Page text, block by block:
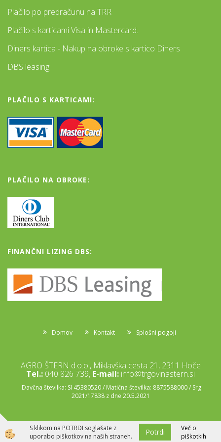
Plačilo po predračunu na TRR
Plačilo s karticami Visa in Mastercard.
Diners kartica - Nakup na obroke s kartico Diners
DBS leasing
PLAČILO S KARTICAMI:
PLAČILO NA OBROKE:
FINANČNI LIZING DBS:
Domov Kontakt Splošni pogoji
AGRO ŠTERN d.o.o., Miklavška cesta 21, 2311 Hoče
Tel.: 040 826 739, E-mail: info@trgovinastern.si
Davčna številka: SI 45380520 / Matična številka: 8875588000 / Srg
2021/17838 z dne 20.5.2021
Izdelava spletne trgovine
S klikom na POTRDI soglašate z
uporabo piškotkov na naših straneh.
Potrdi
Več o
piškotkih